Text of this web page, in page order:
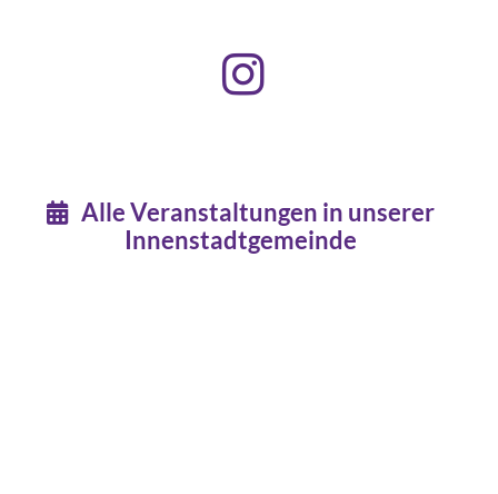
Alle Veranstaltungen in unserer
Innenstadtgemeinde